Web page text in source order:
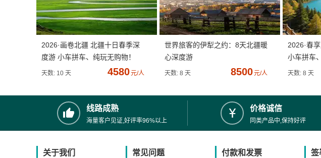
2026·画卷北疆 北疆十日春季深
度游 小车拼车、纯玩无购物！
天数: 10 天 4580元/人
世界旅客的伊犁之约：8天北疆暖
心深度游
天数: 8 天 8500元/人
2026·春
小车拼车
天数: 8 天
线路成熟
海量客户见证,好评率96%以上
价格诚信
同类产品中,保持好评
关于我们 常见问题 付款和发票 签